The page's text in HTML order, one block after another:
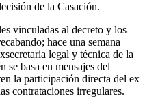
de la Casación.
vinculadas al decreto y los
hace una semana
legal y técnica de la
se basa en mensajes del
la participación directa del ex
contrataciones irregulares.